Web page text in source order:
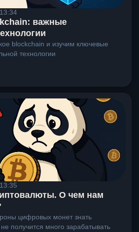
важные
blockchain и изучим ключевые
технологии
О чем нам
цифровых монет знать
получится много зарабатывать